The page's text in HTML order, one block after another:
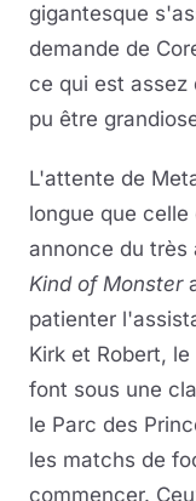
gigantesque
demande de
ce qui est assez
pu être
L'attente de
longue que celle
annonce du très
Kind of Monster
patienter
Kirk et Robert,
font sous une
le Parc des
les matchs de
commencer.